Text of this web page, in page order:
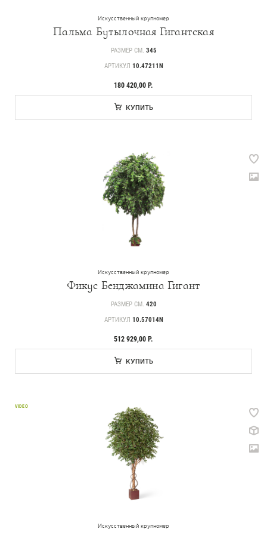
Искусственный крупномер
Пальма Бутылочная Гигантская
РАЗМЕР СМ. 345
АРТИКУЛ 10.47211N
180 420,00 Р.
КУПИТЬ
Искусственный крупномер
Фикус Бенджамина Гигант
РАЗМЕР СМ. 420
АРТИКУЛ 10.57014N
512 929,00 Р.
КУПИТЬ
VIDEO
Искусственный крупномер